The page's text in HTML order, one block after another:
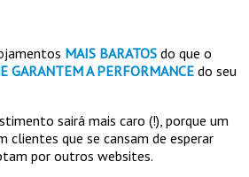
MAIS BARATOS do que o
GARANTEM A PERFORMANCE do seu
sairá mais caro (!) , porque um
clientes que se cansam de esperar
por outros websites.